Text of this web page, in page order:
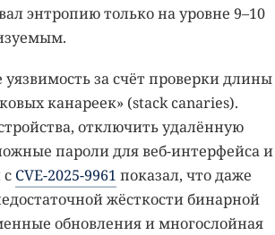
энтропию только на уровне 9–10
за счёт проверки длины
канареек» (stack canaries).
отключить удалённую
пароли для веб-интерфейса и
CVE-2025-9961 показал, что даже
жёсткости бинарной
обновления и многослойная